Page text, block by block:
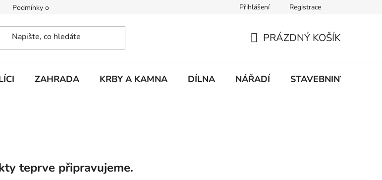
Podmínky ochrany osobních údajů Doprava a platbaPřihlášení Registrace
KOŠÍK
PRÁZDNÝ KOŠÍK
ZAHRADA KRBY A KAMNA DÍLNA NÁŘADÍ STAVEBNINY
teprve připravujeme.